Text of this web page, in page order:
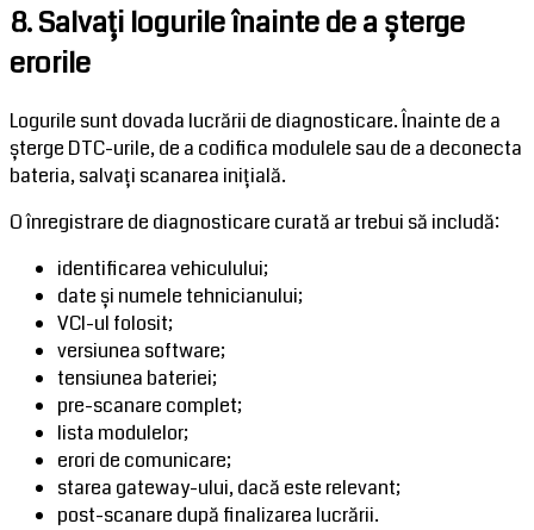
8. Salvați logurile înainte de a șterge
erorile
Logurile sunt dovada lucrării de diagnosticare. Înainte de a
șterge DTC-urile, de a codifica modulele sau de a deconecta
bateria, salvați scanarea inițială.
O înregistrare de diagnosticare curată ar trebui să includă:
identificarea vehiculului;
date și numele tehnicianului;
VCI-ul folosit;
versiunea software;
tensiunea bateriei;
pre-scanare complet;
lista modulelor;
erori de comunicare;
starea gateway-ului, dacă este relevant;
post-scanare după finalizarea lucrării.